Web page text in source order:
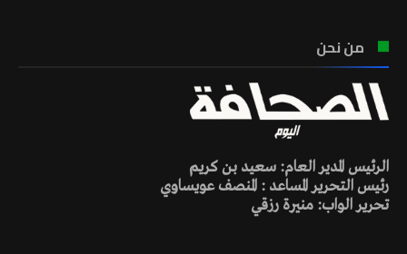
من نحن
الرئيس المدير العام: سعيد بن كريم
رئيس التحرير المساعد : المنصف عويساوي
تحرير الواب: منيرة رزقي